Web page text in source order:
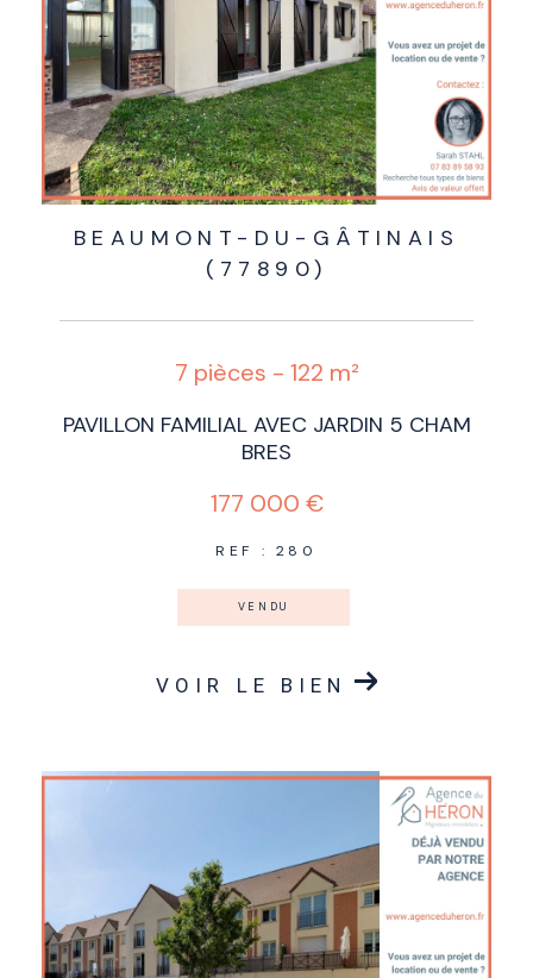
BEAUMONT-DU-GÂTINAIS
(77890)
7 pièces - 122 m²
PAVILLON FAMILIAL AVEC JARDIN 5 CHAM
BRES
177 000 €
REF : 280
VENDU
VOIR LE BIEN